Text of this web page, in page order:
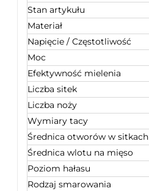
Stan artykułu
Materiał
Napięcie / Częstotliwość
Moc
Efektywność mielenia
Liczba sitek
Liczba noży
Wymiary tacy
Średnica otworów w sitkach
Średnica wlotu na mięso
Poziom hałasu
Rodzaj smarowania